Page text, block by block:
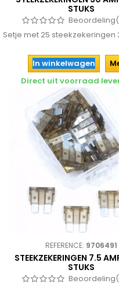
STUKS
Setje met 25 steekzekeringen
In winkelwagen
Direct uit voorraad
REFERENCE: 9706491
STEEKZEKERINGEN 7.5
STUKS